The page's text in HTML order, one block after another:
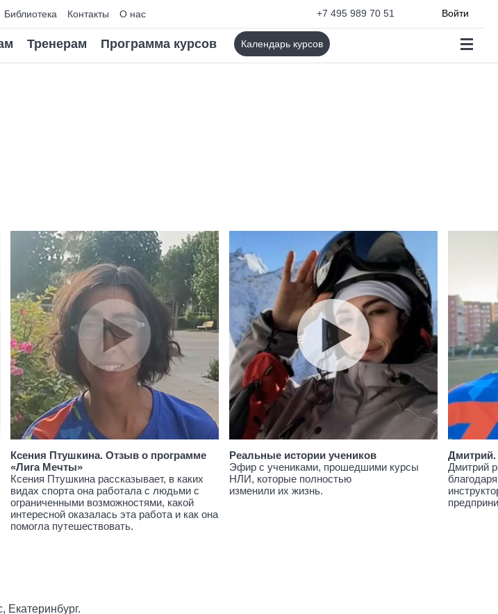
Библиотека Контакты О нас +7 495 989 70 51 Войти
Тренерам Программа курсов Календарь курсов
Ксения Птушкина. Отзыв о программе
«Лига Мечты»
Ксения Птушкина рассказывает, в каких
видах спорта она работала с людьми с
ограниченными возможностями, какой
интересной оказалась эта работа и как она
помогла путешествовать.
Реальные истории учеников
Эфир с учениками, прошедшими курсы
НЛИ, которые полностью
изменили их жизнь.
Дмитрий.
Дмитрий
Екатеринбург.